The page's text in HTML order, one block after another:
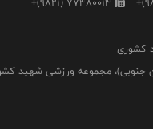
کشوری
جنوبی)، مجموعه ورزشی شهید